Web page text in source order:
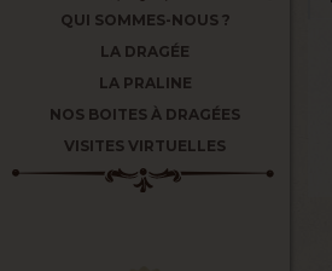
QUI SOMMES-NOUS ?
LA DRAGÉE
LA PRALINE
NOS BOITES À DRAGÉES
VISITES VIRTUELLES